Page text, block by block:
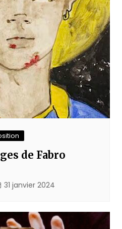
de Fabro
31 janvier 2024